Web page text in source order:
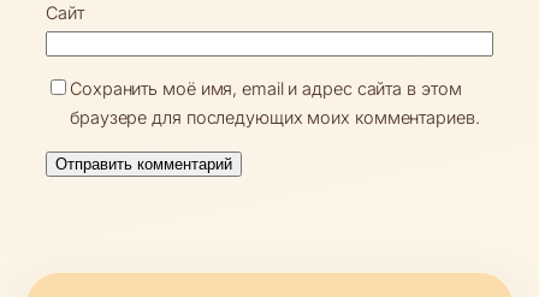
Сайт
Сохранить моё имя, email и адрес сайта в этом
браузере для последующих моих комментариев.